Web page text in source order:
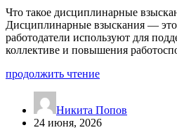
Что такое дисциплинарные
Дисциплинарные взыскания —
работодатели используют для
коллективе и повышения
продолжить чтение
Никита Попов
24 июня, 2026